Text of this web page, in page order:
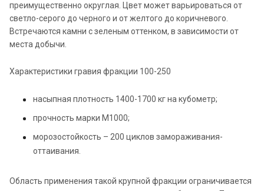
преимущественно округлая. Цвет может варьироваться от
светло-серого до черного и от желтого до коричневого.
Встречаются камни с зеленым оттенком, в зависимости от
места добычи.
Характеристики гравия фракции 100-250
насыпная плотность 1400-1700 кг на кубометр;
прочность марки М1000;
морозостойкость – 200 циклов замораживания-
оттаивания.
Область применения такой крупной фракции ограничивается